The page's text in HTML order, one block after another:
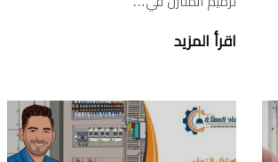
اقرأ المزيد